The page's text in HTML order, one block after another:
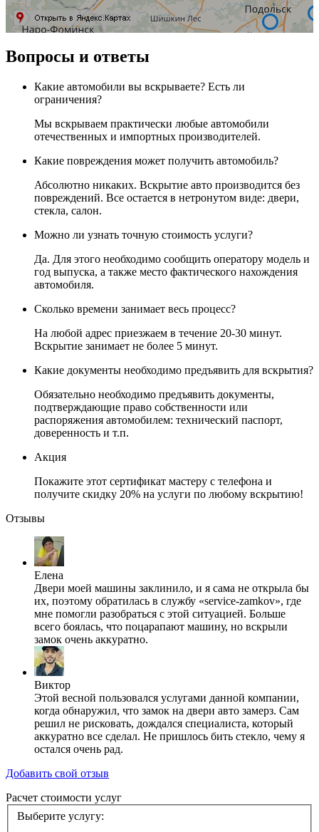
Вопросы и ответы
Какие автомобили вы вскрываете? Есть ли
ограничения?
Мы вскрываем практически любые автомобили
отечественных и импортных производителей.
Какие повреждения может получить автомобиль?
Абсолютно никаких. Вскрытие авто производится без
повреждений. Все остается в нетронутом виде: двери,
стекла, салон.
Можно ли узнать точную стоимость услуги?
Да. Для этого необходимо сообщить оператору модель и
год выпуска, а также место фактического нахождения
автомобиля.
Сколько времени занимает весь процесс?
На любой адрес приезжаем в течение 20-30 минут.
Вскрытие занимает не более 5 минут.
Какие документы необходимо предъявить для вскрытия?
Обязательно необходимо предъявить документы,
подтверждающие право собственности или
распоряжения автомобилем: технический паспорт,
доверенность и т.п.
Акция
Покажите этот сертификат мастеру с телефона и
получите скидку 20% на услуги по любому вскрытию!
Отзывы
Елена
Двери моей машины заклинило, и я сама не открыла бы
их, поэтому обратилась в службу «service-zamkov», где
мне помогли разобраться с этой ситуацией. Больше
всего боялась, что поцарапают машину, но вскрыли
замок очень аккуратно.
Виктор
Этой весной пользовался услугами данной компании,
когда обнаружил, что замок на двери авто замерз. Сам
решил не рисковать, дождался специалиста, который
аккуратно все сделал. Не пришлось бить стекло, чему я
остался очень рад.
Добавить свой отзыв
Расчет стоимости услуг
Выберите услугу: